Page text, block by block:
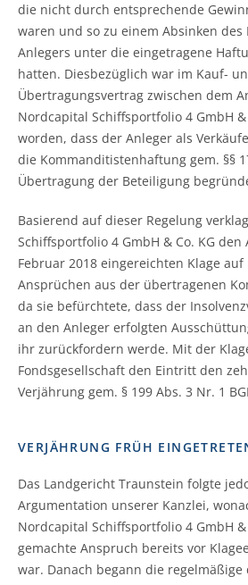
die nicht durch entsprechende
waren und so zu einem Absinken des
Anlegers unter die eingetragene
hatten. Diesbezüglich war im Kauf-
Übertragungsvertrag zwischen dem
Nordcapital Schiffsportfolio 4 GmbH
worden, dass der Anleger als
die Kommanditistenhaftung gem. §§
Übertragung der Beteiligung
Basierend auf dieser Regelung
Schiffsportfolio 4 GmbH & Co. KG
Februar 2018 eingereichten Klage
Ansprüchen aus der übertragenen
da sie befürchtete, dass der
an den Anleger erfolgten
ihr zurückfordern werde. Mit der
Fondsgesellschaft den Eintritt den
Verjährung gem. § 199 Abs. 3 Nr. 1
VERJÄHRUNG FRÜH
Das Landgericht Traunstein folgte
Argumentation unserer Kanzlei,
Nordcapital Schiffsportfolio 4 GmbH &
gemachte Anspruch bereits vor
war. Danach begann die